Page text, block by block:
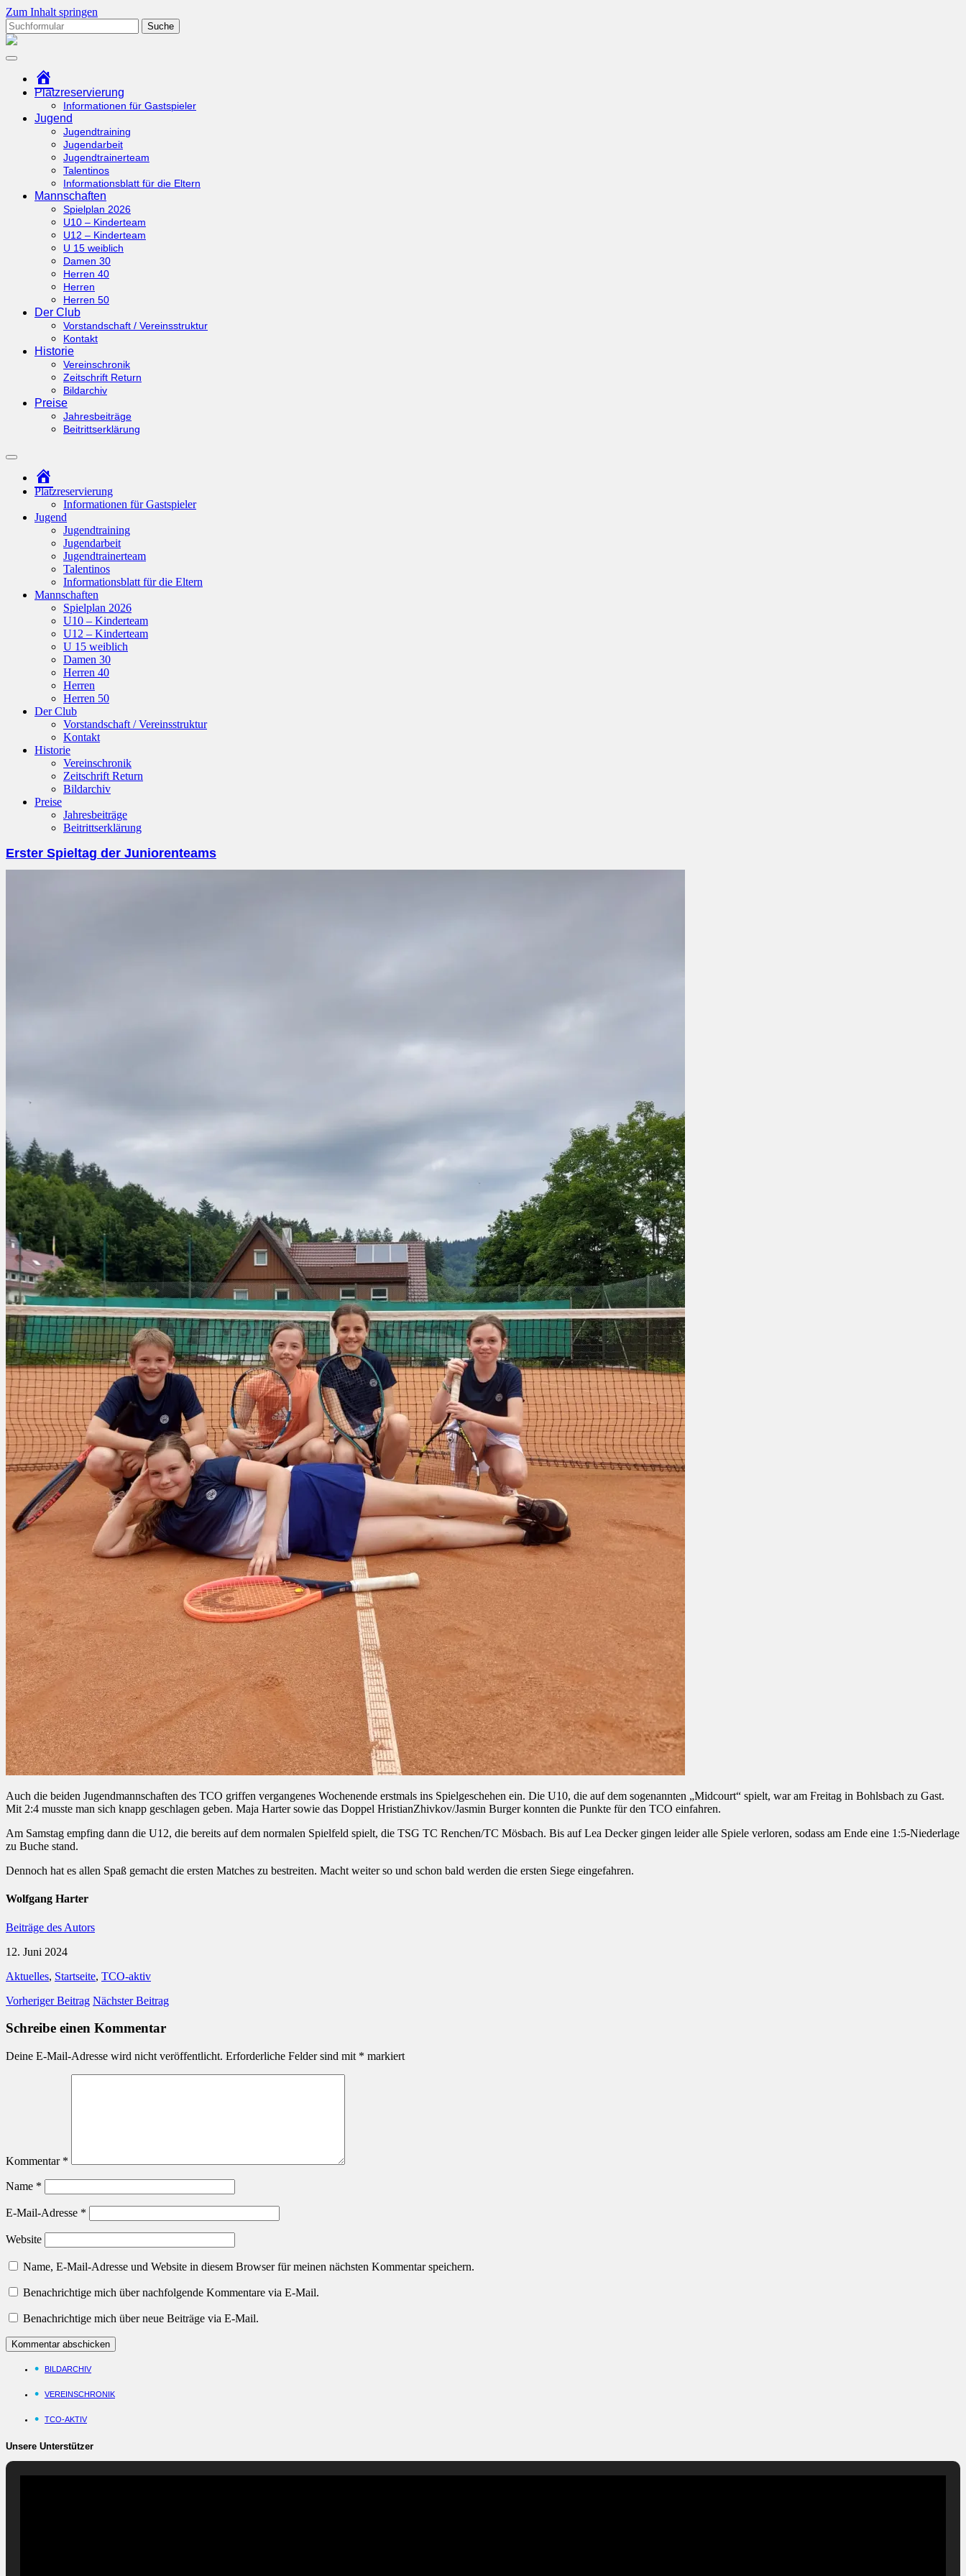
Zum Inhalt springen
Suchen
nach:tcottenhoefen.de
Platzreservierung
Informationen für Gastspieler
Jugend
Jugendtraining
Jugendarbeit
Jugendtrainerteam
Talentinos
Informationsblatt für die Eltern
Mannschaften
Spielplan 2026
U10 – Kinderteam
U12 – Kinderteam
U 15 weiblich
Damen 30
Herren 40
Herren
Herren 50
Der Club
Vorstandschaft / Vereinsstruktur
Kontakt
Historie
Vereinschronik
Zeitschrift Return
Bildarchiv
Preise
Jahresbeiträge
Beitrittserklärung
Suchfeld
ein-/ausblenden
Platzreservierung
Informationen für Gastspieler
Jugend
Jugendtraining
Jugendarbeit
Jugendtrainerteam
Talentinos
Informationsblatt für die Eltern
Mannschaften
Spielplan 2026
U10 – Kinderteam
U12 – Kinderteam
U 15 weiblich
Damen 30
Herren 40
Herren
Herren 50
Der Club
Vorstandschaft / Vereinsstruktur
Kontakt
Historie
Vereinschronik
Zeitschrift Return
Bildarchiv
Preise
Jahresbeiträge
Beitrittserklärung
Erster Spieltag der Juniorenteams
Auch die beiden Jugendmannschaften des TCO griffen vergangenes Wochenende erstmals ins Spielgeschehen ein. Die U10, die auf dem sogenannten „Midcourt“ spielt, war am Freitag in Bohlsbach zu Gast.
Mit 2:4 musste man sich knapp geschlagen geben. Maja Harter sowie das Doppel HristianZhivkov/Jasmin Burger konnten die Punkte für den TCO einfahren.
Am Samstag empfing dann die U12, die bereits auf dem normalen Spielfeld spielt, die TSG TC Renchen/TC Mösbach. Bis auf Lea Decker gingen leider alle Spiele verloren, sodass am Ende eine 1:5-Niederlage
zu Buche stand.
Dennoch hat es allen Spaß gemacht die ersten Matches zu bestreiten. Macht weiter so und schon bald werden die ersten Siege eingefahren.
Wolfgang Harter
Beiträge des Autors
12. Juni 2024
Aktuelles, Startseite, TCO-aktiv
Vorheriger Beitrag Nächster Beitrag
Schreibe einen Kommentar
Deine E-Mail-Adresse wird nicht veröffentlicht. Erforderliche Felder sind mit * markiert
Kommentar *
Name *
E-Mail-Adresse *
Website
Name, E-Mail-Adresse und Website in diesem Browser für meinen nächsten Kommentar speichern.
Benachrichtige mich über nachfolgende Kommentare via E-Mail.
Benachrichtige mich über neue Beiträge via E-Mail.
BILDARCHIV
VEREINSCHRONIK
TCO-AKTIV
Unsere Unterstützer